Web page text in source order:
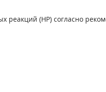
реакций (HP) согласно